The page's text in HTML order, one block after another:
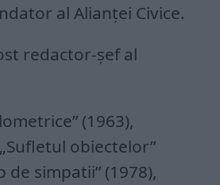
al Alianţei Civice.
redactor-şef al
(1963),
obiectelor”
de simpatii” (1978),